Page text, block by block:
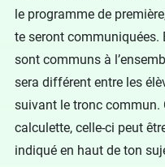
le programme de
te seront communiquées.
sont communs à
sera différent entre les
suivant le tronc commun.
calculette, celle-ci peut
indiqué en haut de ton